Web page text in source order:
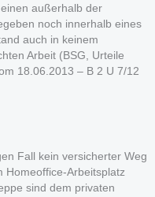
außerhalb der
noch innerhalb eines
auch in keinem
Arbeit (BSG, Urteile
18.06.2013 – B 2 U 7/12
Fall kein versicherter Weg
Homeoffice-Arbeitsplatz
sind dem privaten